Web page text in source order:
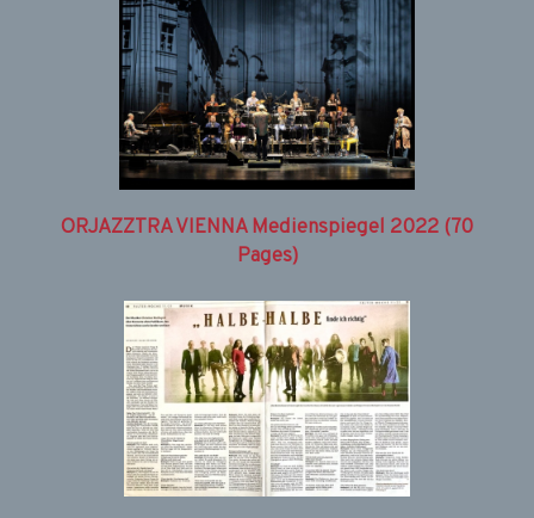
ORJAZZTRA VIENNA Medienspiegel 2022 (70
Pages)